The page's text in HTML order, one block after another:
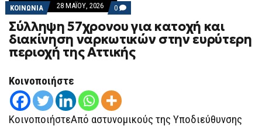
ΚΟΙΝΩΝΙΑ 28 ΜΑΪ́ΟΥ, 2026 0 COMMENTS
ON
ΣΎΛΛΗΨΗ
57ΧΡΟΝΟΥ
ΓΙΑ
ΚΑΤΟΧΉ
ΚΑΙ
ΕΥΡΎΤΕΡΗ
ΠΕΡΙΟΧΉ
ΑΤΤΙΚΉΣ
Σύλληψη 57χρονου για κατοχή και
διακίνηση ναρκωτικών στην ευρύτερη
περιοχή της Αττικής
Κοινοποιήστε
ΚοινοποιήστεΑπό αστυνομικούς της Υποδιεύθυνσης